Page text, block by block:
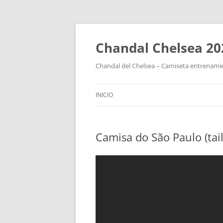
Chandal Chelsea
Chandal del Chelsea – Camiseta
INICIO
Camisa do São Paulo